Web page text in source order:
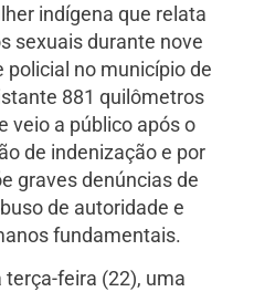
indígena que relata
sexuais durante nove
no município de
881 quilômetros
veio a público após o
de indenização e por
graves denúncias de
de autoridade e
fundamentais.
feira (22), uma